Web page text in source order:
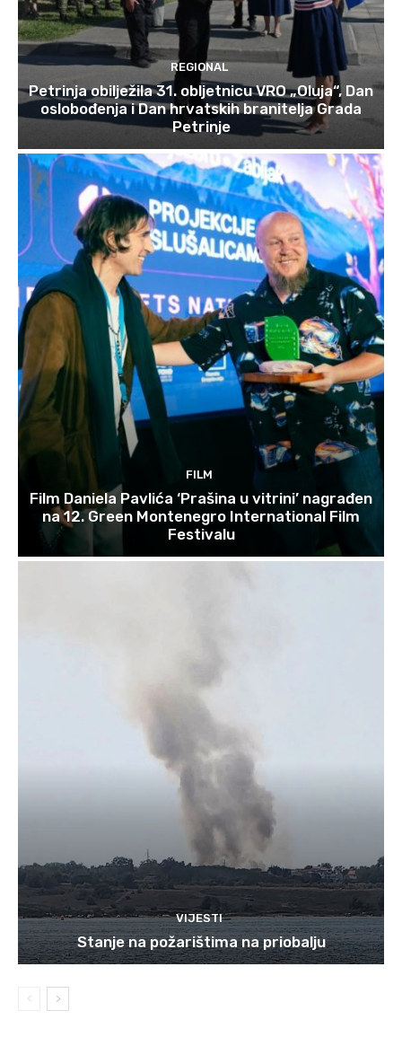
REGIONAL
Petrinja obilježila 31. obljetnicu VRO „Oluja“, Dan
oslobođenja i Dan hrvatskih branitelja Grada
Petrinje
FILM
Film Daniela Pavlića ‘Prašina u vitrini’ nagrađen
na 12. Green Montenegro International Film
Festivalu
VIJESTI
Stanje na požarištima na priobalju